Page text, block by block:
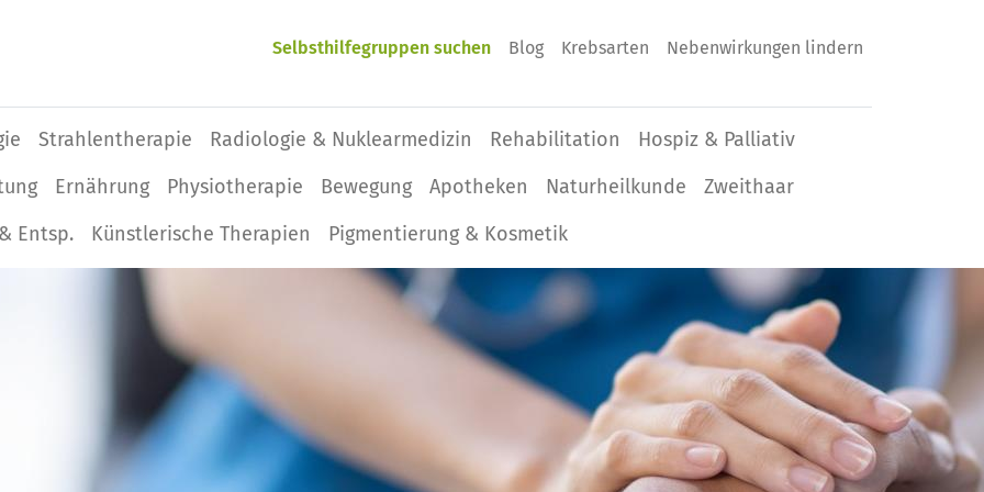
Selbsthilfegruppen suchen Blog Krebsarten Nebenwirkungen lindern
Strahlentherapie Radiologie & Nuklearmedizin Rehabilitation
Hospiz & Palliativ
Ernährung Physio­therapie Bewegung Apotheken Naturheilkunde
Zweithaar
Entsp.
Künstlerische Therapien Pigmentierung & Kosmetik